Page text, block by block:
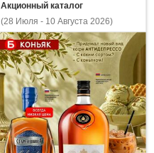
Акционный каталог
(28 Июля - 10 Августа 2026)